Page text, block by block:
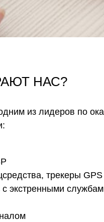
НАС?
из лидеров по
трекеры GPS
экстренными